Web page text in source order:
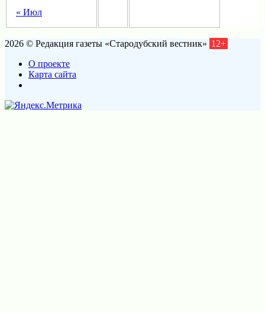
« Июл
2026 © Редакция газеты «Стародубский вестник» 12+
О проекте
Карта сайта